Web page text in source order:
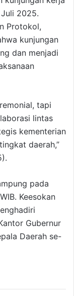
2025.
Protokol,
kunjungan
dan menjadi
tapi
lintas
kementerian
daerah,”
pada
Keesokan
Gubernur
Daerah se-